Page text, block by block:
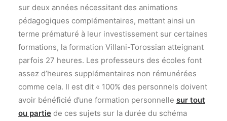
sur deux années nécessitant des animations
pédagogiques complémentaires, mettant ainsi un
terme prématuré à leur investissement sur certaines
formations, la formation Villani-Torossian atteignant
parfois 27 heures. Les professeurs des écoles font
assez d’heures supplémentaires non rémunérées
comme cela. Il est dit « 100% des personnels doivent
avoir bénéficié d’une formation personnelle sur tout
ou partie de ces sujets sur la durée du schéma